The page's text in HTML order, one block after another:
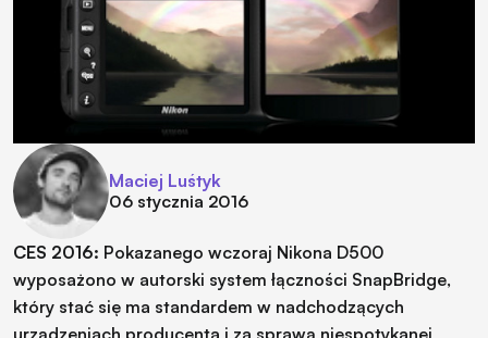
Maciej Luśtyk
06 stycznia 2016
CES 2016: Pokazanego wczoraj Nikona D500
wyposażono w autorski system łączności SnapBridge,
który stać się ma standardem w nadchodzących
urządzeniach producenta i za sprawą niespotykanej